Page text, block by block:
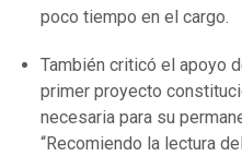
poco tiempo en el cargo.
También criticó el apoyo
primer proyecto
necesaria para su
“Recomiendo la lectura